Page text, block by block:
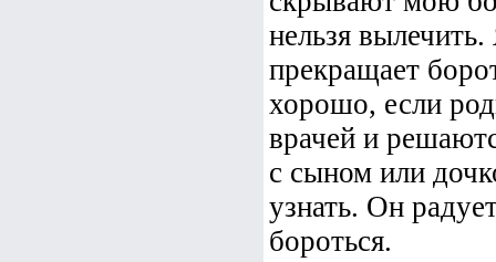
нельзя
прекращает
хорошо, если
врачей и
с сыном или
узнать. Он
бороться.